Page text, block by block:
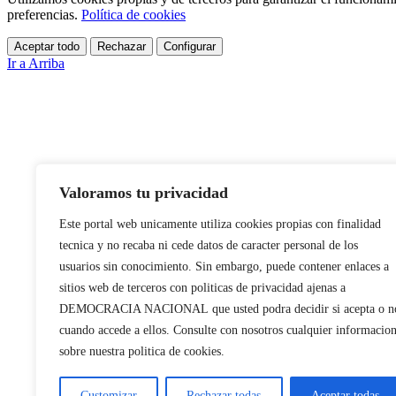
Valoramos tu privacidad
Este portal web unicamente utiliza cookies propias con finalidad
tecnica y no recaba ni cede datos de caracter personal de los
usuarios sin conocimiento. Sin embargo, puede contener enlaces a
sitios web de terceros con politicas de privacidad ajenas a
DEMOCRACIA NACIONAL que usted podra decidir si acepta o
cuando accede a ellos. Consulte con nosotros cualquier informacion
sobre nuestra politica de cookies.
preferencias. Política de cookies
Aceptar todo Rechazar Configurar
Ir a Arriba